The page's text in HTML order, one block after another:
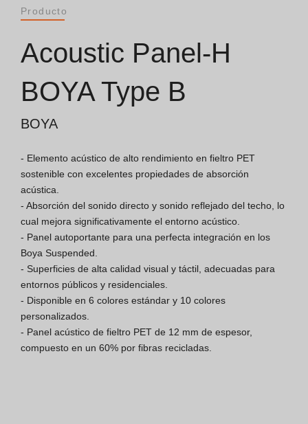
Condiciones de Garantía
Logo Pack
Folletos
Finishes Book
BOYA OUT Shapes
Soluciones Acústicas
Mejores Proyectos
Producto
Acoustic Panel-H
BOYA Type B
BOYA
- Elemento acústico de alto rendimiento en fieltro PET
sostenible con excelentes propiedades de absorción
acústica.
- Absorción del sonido directo y sonido reflejado del techo, lo
cual mejora significativamente el entorno acústico.
- Panel autoportante para una perfecta integración en los
Boya Suspended.
- Superficies de alta calidad visual y táctil, adecuadas para
entornos públicos y residenciales.
- Disponible en 6 colores estándar y 10 colores
personalizados.
- Panel acústico de fieltro PET de 12 mm de espesor,
compuesto en un 60% por fibras recicladas.